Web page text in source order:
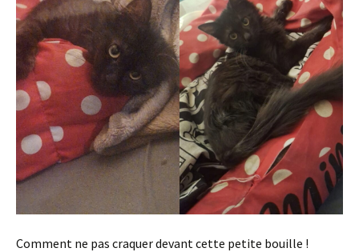
Comment ne pas craquer devant cette petite bouille !